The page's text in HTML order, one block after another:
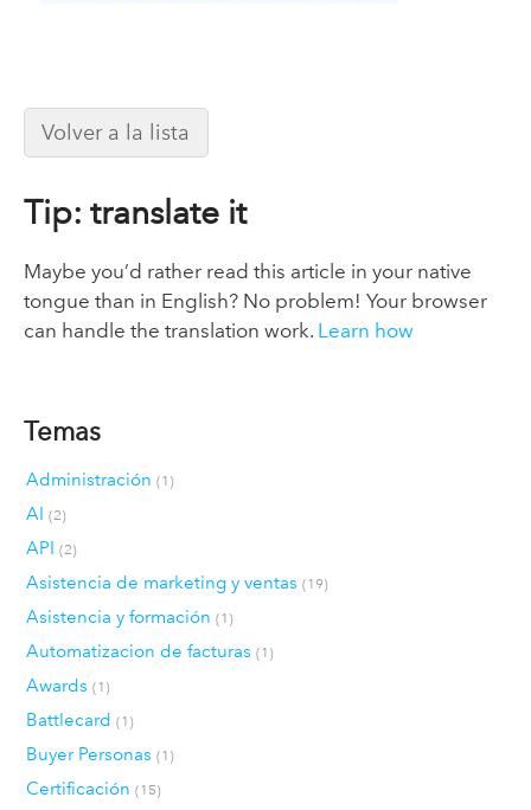
Volver a la lista
Tip: translate it
Maybe you’d rather read this article in your native
tongue than in English? No problem! Your browser
can handle the translation work. Learn how
Temas
Administración (1)
AI (2)
API (2)
Asistencia de marketing y ventas (19)
Asistencia y formación (1)
Automatizacion de facturas (1)
Awards (1)
Battlecard (1)
Buyer Personas (1)
Certificación (15)